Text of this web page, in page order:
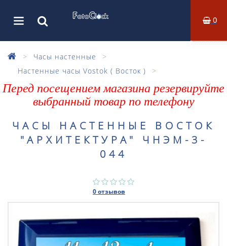
0
Часы настенные
Настенные часы Vostok ( Восток )
Перед посещением магазина резервируйте
выбранный товар по телефону
ЧАСЫ НАСТЕННЫЕ ВОСТОК
"АРХИТЕКТУРА" ЧНЭМ-3-
044
0 отзывов